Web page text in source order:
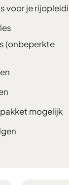
voor je
(onbeperkte
mogelijk